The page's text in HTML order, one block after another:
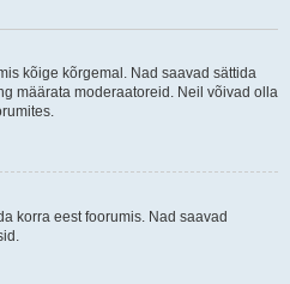
kõige kõrgemal. Nad saavad sättida
määrata moderaatoreid. Neil võivad olla
korra eest foorumis. Nad saavad